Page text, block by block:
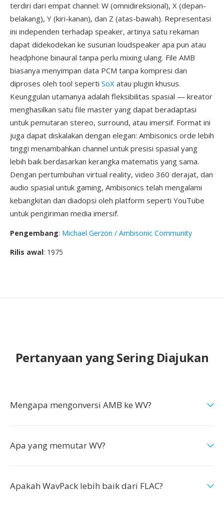
terdiri dari empat channel: W (omnidireksional), X (depan-
belakang), Y (kiri-kanan), dan Z (atas-bawah). Representasi
ini independen terhadap speaker, artinya satu rekaman
dapat didekodekan ke susunan loudspeaker apa pun atau
headphone binaural tanpa perlu mixing ulang. File AMB
biasanya menyimpan data PCM tanpa kompresi dan
diproses oleh tool seperti SoX atau plugin khusus.
Keunggulan utamanya adalah fleksibilitas spasial — kreator
menghasilkan satu file master yang dapat beradaptasi
untuk pemutaran stereo, surround, atau imersif. Format ini
juga dapat diskalakan dengan elegan: Ambisonics orde lebih
tinggi menambahkan channel untuk presisi spasial yang
lebih baik berdasarkan kerangka matematis yang sama.
Dengan pertumbuhan virtual reality, video 360 derajat, dan
audio spasial untuk gaming, Ambisonics telah mengalami
kebangkitan dan diadopsi oleh platform seperti YouTube
untuk pengiriman media imersif.
Pengembang: Michael Gerzon / Ambisonic Community
Rilis awal: 1975
Pertanyaan yang Sering Diajukan
Mengapa mengonversi AMB ke WV?
Apa yang memutar WV?
Apakah WavPack lebih baik dari FLAC?